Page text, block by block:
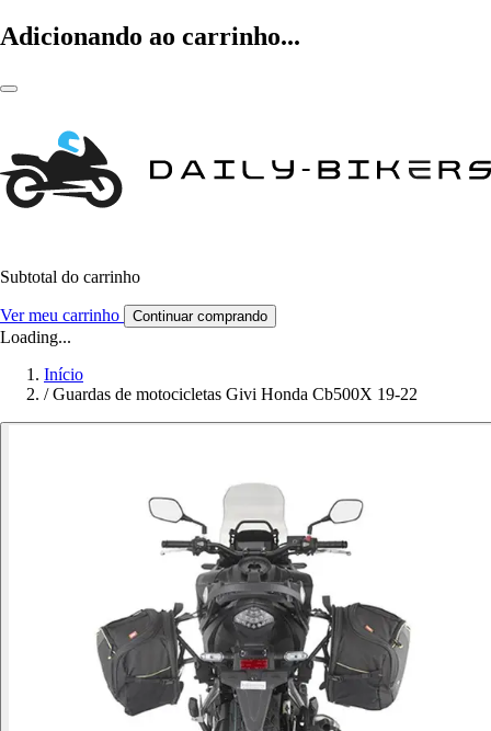
Adicionando ao carrinho...
Subtotal do carrinho
Ver meu carrinho Continuar comprando
Loading...
Início
/ Guardas de motocicletas Givi Honda Cb500X 19-22